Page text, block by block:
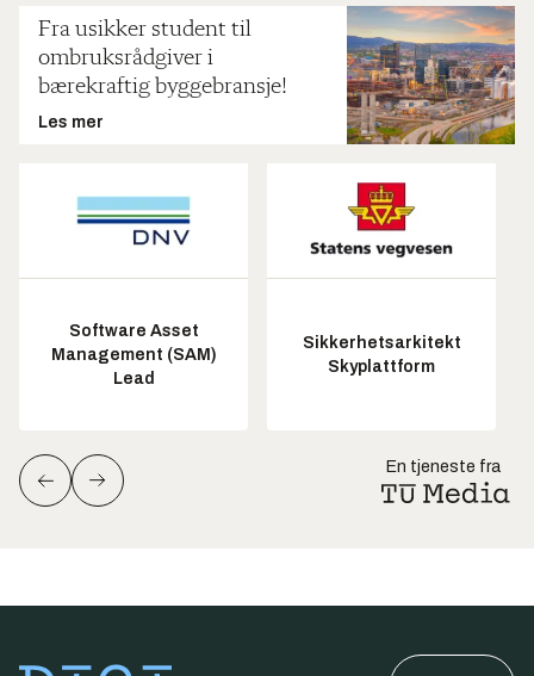
Fra usikker student til
ombruksrådgiver i
bærekraftig byggebransje!
Les mer
Software Asset
Management (SAM)
Lead
Sikkerhetsarkitekt
Skyplattform
En tjeneste fra